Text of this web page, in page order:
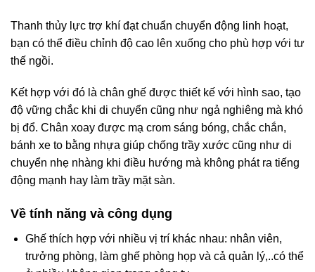
Thanh thủy lực trợ khí đạt chuẩn chuyển động linh hoạt,
bạn có thể điều chỉnh độ cao lên xuống cho phù hợp với tư
thế ngồi.
Kết hợp với đó là chân ghế được thiết kế với hình sao, tạo
độ vững chắc khi di chuyển cũng như ngả nghiêng mà khó
bị đổ. Chân xoay được mạ crom sáng bóng, chắc chắn,
bánh xe to bằng nhựa giúp chống trầy xước cũng như di
chuyển nhẹ nhàng khi điều hướng mà không phát ra tiếng
động mạnh hay làm trầy mặt sàn.
Về tính năng và công dụng
Ghế thích hợp với nhiều vị trí khác nhau: nhân viên,
trưởng phòng, làm ghế phòng họp và cả quản lý,..có thể